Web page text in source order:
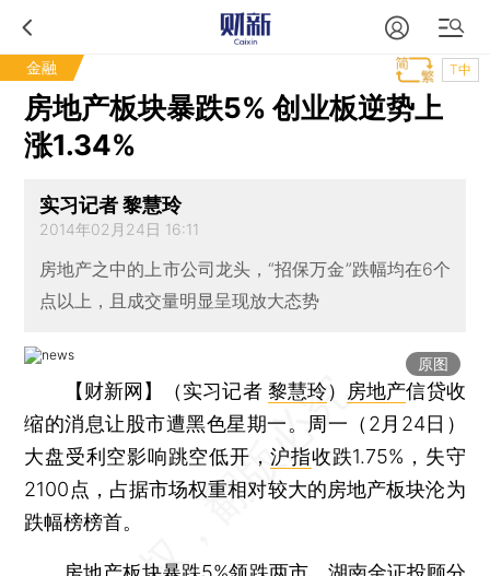
金融 T中
房地产板块暴跌5% 创业板逆势上
涨1.34%
实习记者 黎慧玲
2014年02月24日 16:11
房地产之中的上市公司龙头，“招保万金”跌幅均在6个
点以上，且成交量明显呈现放大态势
原图
【财新网】（实习记者 黎慧玲） 房地产信贷收
缩的消息让股市遭黑色星期一。周一（2月24日）
大盘受利空影响跳空低开，沪指收跌1.75%，失守
2100点，占据市场权重相对较大的房地产板块沦为
跌幅榜榜首。